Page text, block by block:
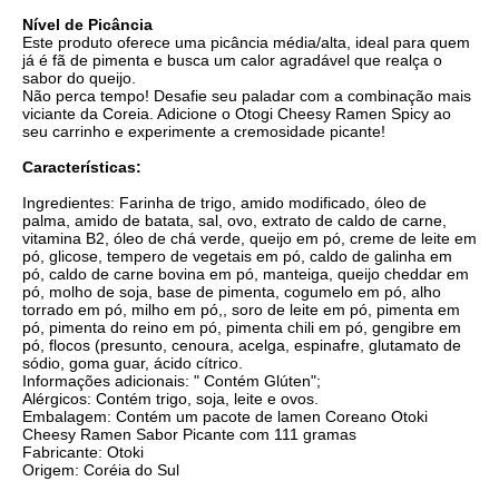
Nível de Picância
Este produto oferece uma picância média/alta, ideal para quem
já é fã de pimenta e busca um calor agradável que realça o
sabor do queijo.
Não perca tempo! Desafie seu paladar com a combinação mais
viciante da Coreia. Adicione o Otogi Cheesy Ramen Spicy ao
seu carrinho e experimente a cremosidade picante!
Características:
Ingredientes: Farinha de trigo, amido modificado, óleo de
palma, amido de batata, sal, ovo, extrato de caldo de carne,
vitamina B2, óleo de chá verde, queijo em pó, creme de leite em
pó, glicose, tempero de vegetais em pó, caldo de galinha em
pó, caldo de carne bovina em pó, manteiga, queijo cheddar em
pó, molho de soja, base de pimenta, cogumelo em pó, alho
torrado em pó, milho em pó,, soro de leite em pó, pimenta em
pó, pimenta do reino em pó, pimenta chili em pó, gengibre em
pó, flocos (presunto, cenoura, acelga, espinafre, glutamato de
sódio, goma guar, ácido cítrico.
Informações adicionais: " Contém Glúten";
Alérgicos: Contém trigo, soja, leite e ovos.
Embalagem: Contém um pacote de lamen Coreano Otoki
Cheesy Ramen Sabor Picante com 111 gramas
Fabricante: Otoki
Origem: Coréia do Sul